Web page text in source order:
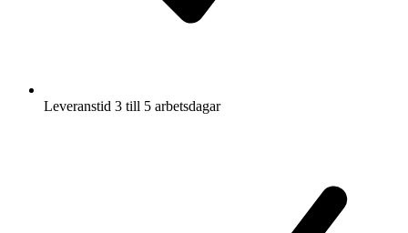
Leveranstid 3 till 5 arbetsdagar